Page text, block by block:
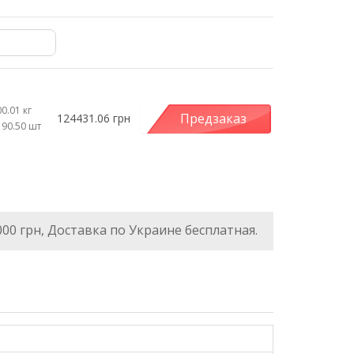
кг
шт
124431.06 грн Предзаказ
грн, Доставка по Украине бесплатная.